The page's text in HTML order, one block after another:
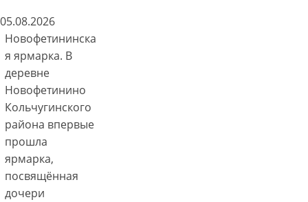
05.08.2026
Новофетининска
я ярмарка. В
деревне
Новофетинино
Кольчугинского
района впервые
прошла
ярмарка,
посвящённая
дочери